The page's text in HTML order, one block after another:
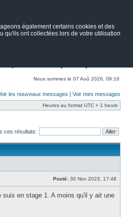
également certains cookies et des
qu'ils ont collectées lors de votre utilisation
Nous sommes le 07 Aoû 2026, 09:16
les nouveaux messages | Voir mes messages
Heures au format UTC + 1 heure
ces résultats:
Posté: 30 Nov 2023, 17:48
en stage 1. A moins qu'il y ait une